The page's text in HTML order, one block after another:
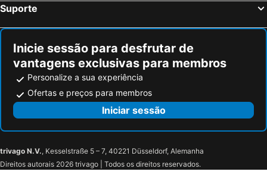
Suporte
Inicie sessão para desfrutar de
vantagens exclusivas para membros
Personalize a sua experiência
Ofertas e preços para membros
Iniciar sessão
trivago N.V., Kesselstraße 5 – 7, 40221 Düsseldorf, Alemanha
Direitos autorais 2026 trivago | Todos os direitos reservados.